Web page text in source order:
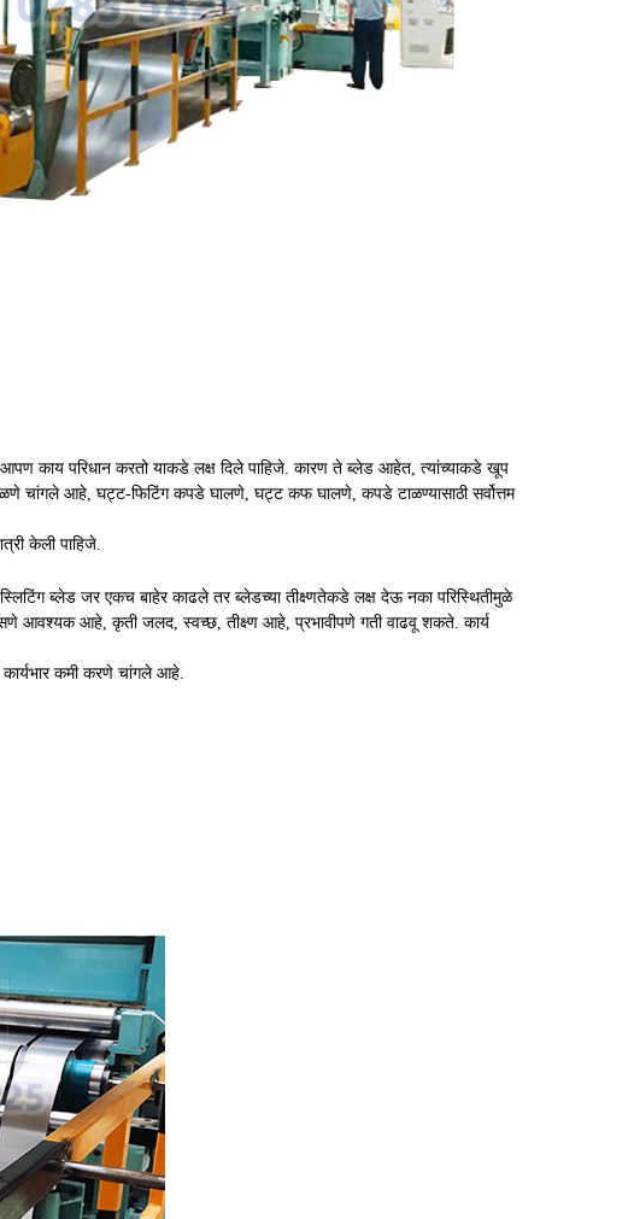
आपण काय परिधान करतो याकडे लक्ष दिले पाहिजे. कारण ते ब्लेड आहेत, त्यांच्याकडे खूप
चांगले आहे, घट्ट-फिटिंग कपडे घालणे, घट्ट कफ घालणे, कपडे टाळण्यासाठी सर्वोत्तम
केली पाहिजे.
स्लिटिंग ब्लेड जर एकच बाहेर काढले तर ब्लेडच्या तीक्ष्णतेकडे लक्ष देऊ नका परिस्थितीमुळे
आवश्यक आहे, कृती जलद, स्वच्छ, तीक्ष्ण आहे, प्रभावीपणे गती वाढवू शकते. कार्य
कार्यभार कमी करणे चांगले आहे.